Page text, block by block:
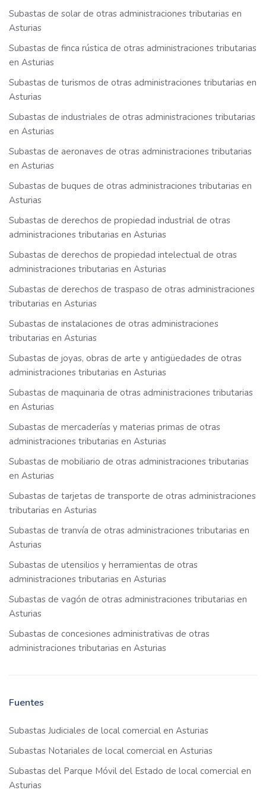
Subastas de solar de otras administraciones tributarias en
Asturias
Subastas de finca rústica de otras administraciones tributarias
en Asturias
Subastas de turismos de otras administraciones tributarias en
Asturias
Subastas de industriales de otras administraciones tributarias
en Asturias
Subastas de aeronaves de otras administraciones tributarias
en Asturias
Subastas de buques de otras administraciones tributarias en
Asturias
Subastas de derechos de propiedad industrial de otras
administraciones tributarias en Asturias
Subastas de derechos de propiedad intelectual de otras
administraciones tributarias en Asturias
Subastas de derechos de traspaso de otras administraciones
tributarias en Asturias
Subastas de instalaciones de otras administraciones
tributarias en Asturias
Subastas de joyas, obras de arte y antigüedades de otras
administraciones tributarias en Asturias
Subastas de maquinaria de otras administraciones tributarias
en Asturias
Subastas de mercaderías y materias primas de otras
administraciones tributarias en Asturias
Subastas de mobiliario de otras administraciones tributarias
en Asturias
Subastas de tarjetas de transporte de otras administraciones
tributarias en Asturias
Subastas de tranvía de otras administraciones tributarias en
Asturias
Subastas de utensilios y herramientas de otras
administraciones tributarias en Asturias
Subastas de vagón de otras administraciones tributarias en
Asturias
Subastas de concesiones administrativas de otras
administraciones tributarias en Asturias
Fuentes
Subastas Judiciales de local comercial en Asturias
Subastas Notariales de local comercial en Asturias
Subastas del Parque Móvil del Estado de local comercial en
Asturias